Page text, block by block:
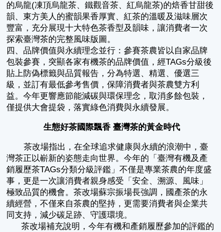
的烏龍(凍頂烏龍茶、鐵觀音茶、紅烏龍茶)的焙香甘甜後
韻、東方美人的蜜韻果香厚實、紅茶的溫暖及滋味層次
豐富，充分展現十大特色茶香型及韻味，讓消費者一次
探索臺灣茶的完整風味版圖。
四、品牌價值與永續理念並行：參賽茶農皆以自家品牌
包裝參賽，突顯各家有機茶的品牌價值，經TAGs分級後
貼上防偽標籤與品質報告，分為特選、精選、優選三
級，並訂有最低參考售價，保障消費者與茶農雙方利
益。今年更響應節能減碳與環保理念，取消多餘包裝，
僅提供大會提袋，落實綠色消費與永續發展。
生態好茶國際飄香 臺灣茶的黃金時代
茶改場指出，在全球追求健康與永續的浪潮中，臺
灣茶正以嶄新的姿態走向世界。今年的「臺灣有機及產
銷履歷茶TAGs分類分級評鑑」不僅是專業茶農的年度盛
事，更是一次讓消費者親身感受「安全、溯源、風味」
極致品質的機會。茶改場蘇宗振場長強調，國產茶的永
續經營，不僅來自茶農的堅持，更需要消費者與企業共
同支持，減少碳足跡、守護環境。
茶改場補充說明，今年有機和產銷履歷參加的評鑑的